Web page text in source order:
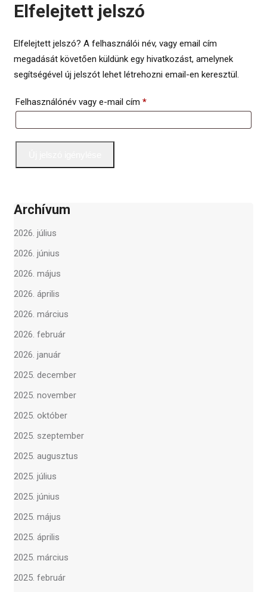
Elfelejtett jelszó
Elfelejtett jelszó? A felhasználói név, vagy email cím
megadását követően küldünk egy hivatkozást, amelynek
segítségével új jelszót lehet létrehozni email-en keresztül.
Felhasználónév vagy e-mail cím *Kötelező
Archívum
2026. július
2026. június
2026. május
2026. április
2026. március
2026. február
2026. január
2025. december
2025. november
2025. október
2025. szeptember
2025. augusztus
2025. július
2025. június
2025. május
2025. április
2025. március
2025. február